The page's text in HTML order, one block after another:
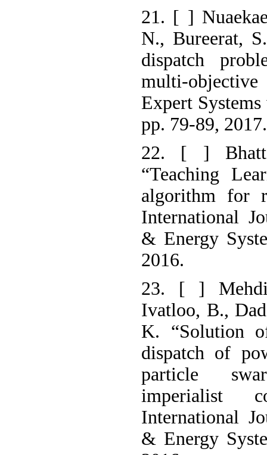
21. [ ]
N., Bureerat,
dispatch
multi-
Expert
pp. 79-89, 2017.
22. [ ]
“Teaching
algorithm for
International
& Energy
2016.
23. [ ]
Ivatloo, B.,
K. “Solution
dispatch of
particle
imperialist
International
& Energy